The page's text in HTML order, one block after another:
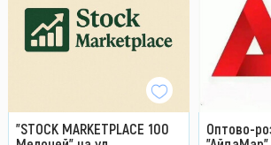
"STOCK MARKETPLACE 100
Оптово-